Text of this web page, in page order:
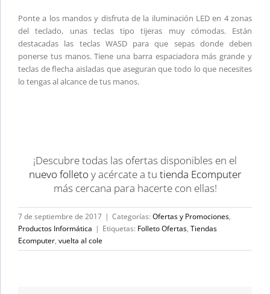
Ponte a los mandos y disfruta de la iluminación LED en 4 zonas
del teclado, unas teclas tipo tijeras muy cómodas. Están
destacadas las teclas WASD para que sepas donde deben
ponerse tus manos. Tiene una barra espaciadora más grande y
teclas de flecha aisladas que aseguran que todo lo que necesites
lo tengas al alcance de tus manos.
¡Descubre todas las ofertas disponibles en el
nuevo folleto y acércate a tu tienda Ecomputer
más cercana para hacerte con ellas!
7 de septiembre de 2017 | Categorías: Ofertas y Promociones,
Productos Informática | Etiquetas: Folleto Ofertas, Tiendas
Ecomputer, vuelta al cole